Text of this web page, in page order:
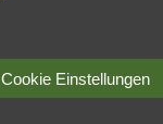
Cookie Einstellungen